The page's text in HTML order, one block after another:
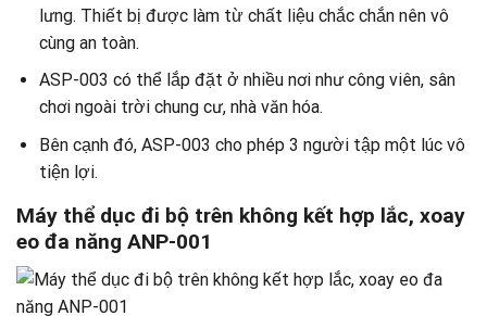
lưng. Thiết bị được làm từ chất liệu chắc chắn nên vô
cùng an toàn.
ASP-003 có thể lắp đặt ở nhiều nơi như công viên, sân
chơi ngoài trời chung cư, nhà văn hóa.
Bên cạnh đó, ASP-003 cho phép 3 người tập một lúc vô
tiện lợi.
Máy thể dục đi bộ trên không kết hợp lắc, xoay
eo đa năng ANP-001